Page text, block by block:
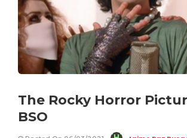
The Rocky Horror
BSO